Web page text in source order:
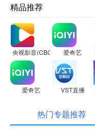
精品推荐
央视影音(CBOX) 爱奇艺
爱奇艺 VST直播
热门专题推荐